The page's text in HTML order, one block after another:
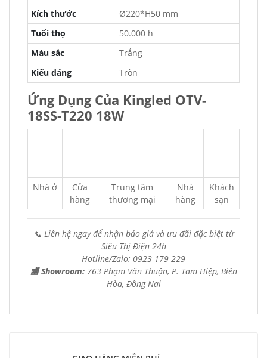
Kích thước
Ø220*H50 mm
Tuổi thọ
50.000 h
Màu sắc
Trắng
Kiểu dáng
Tròn
Ứng Dụng Của Kingled OTV-
18SS-T220 18W
Nhà ở
Cửa
hàng
Trung tâm
thương mại
Nhà
hàng
Khách
sạn
📞 Liên hệ ngay để nhận báo giá và ưu đãi đặc biệt từ
Siêu Thị Điện 24h
Hotline/Zalo: 0923 179 229
🏬 Showroom: 763 Phạm Văn Thuận, P. Tam Hiệp, Biên
Hòa, Đồng Nai